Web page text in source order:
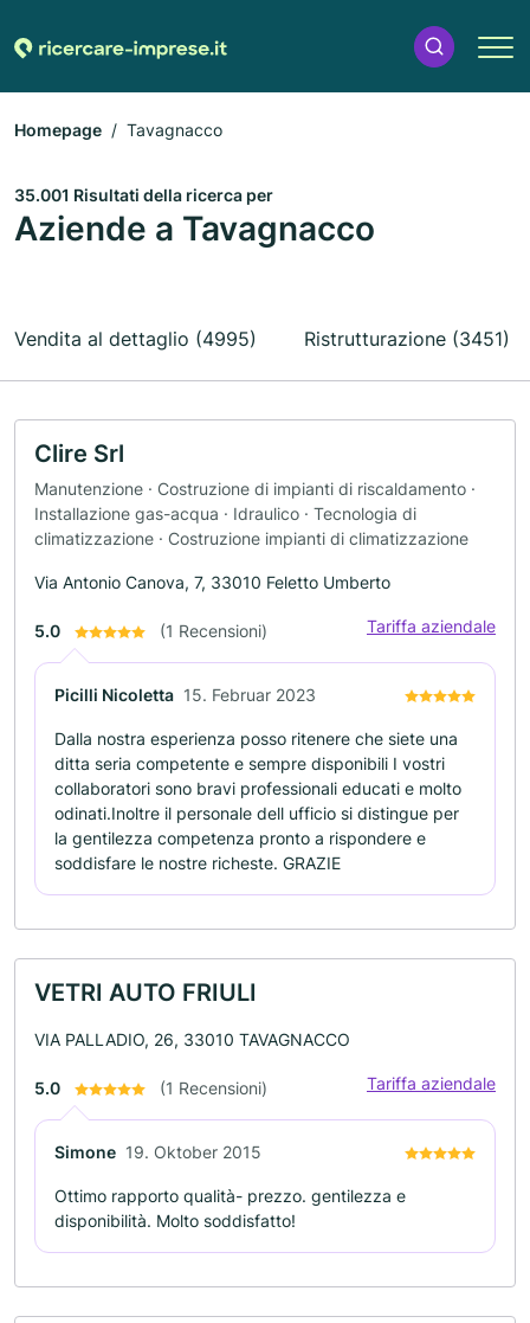
Homepage Tavagnacco
35.001 Risultati della ricerca per
Aziende a Tavagnacco
Vendita al dettaglio (4995) Ristrutturazione (3451)
Clire Srl
Manutenzione · Costruzione di impianti di riscaldamento ·
Installazione gas-acqua · Idraulico · Tecnologia di
climatizzazione · Costruzione impianti di climatizzazione
Via Antonio Canova, 7, 33010 Feletto Umberto
5.0 (1 Recensioni) Tariffa aziendale
Picilli Nicoletta 15. Februar 2023
Dalla nostra esperienza posso ritenere che siete una
ditta seria competente e sempre disponibili I vostri
collaboratori sono bravi professionali educati e molto
odinati.Inoltre il personale dell ufficio si distingue per
la gentilezza competenza pronto a rispondere e
soddisfare le nostre richeste. GRAZIE
VETRI AUTO FRIULI
VIA PALLADIO, 26, 33010 TAVAGNACCO
5.0 (1 Recensioni) Tariffa aziendale
Simone 19. Oktober 2015
Ottimo rapporto qualità- prezzo. gentilezza e
disponibilità. Molto soddisfatto!